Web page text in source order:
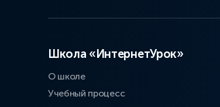
Школа «ИнтернетУрок»
О школе
Учебный процесс